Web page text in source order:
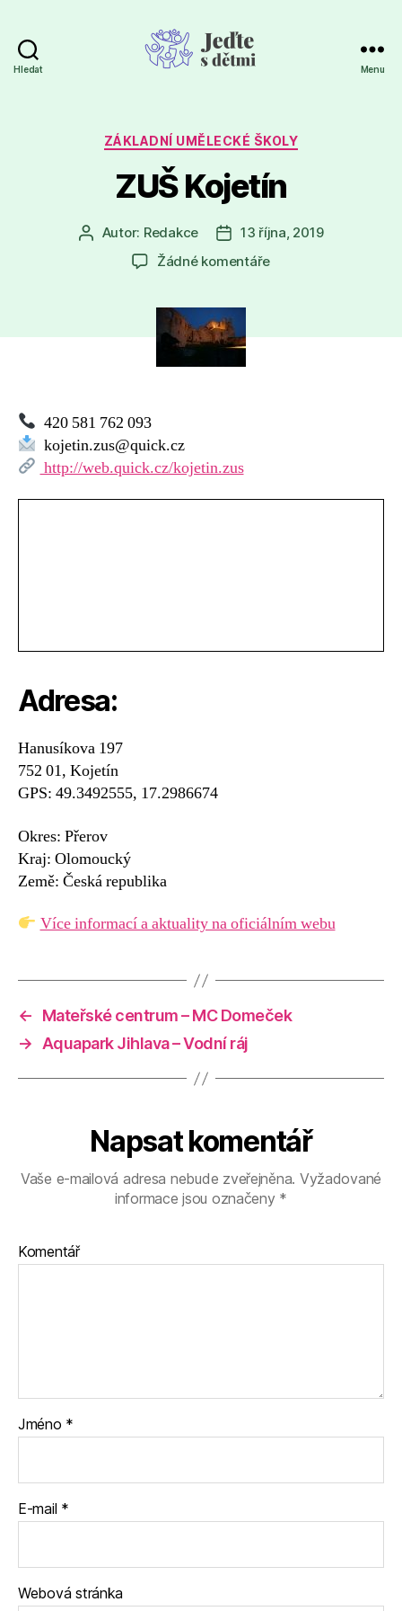
Hledat Menu
Rubriky
ZÁKLADNÍ UMĚLECKÉ ŠKOLY
ZUŠ Kojetín
Autor
příspěvku
Autor: Redakce
Datum
příspěvku
13 října, 2019
Žádné komentářeu
ZUŠ
420 581 762 093
kojetin.zus@quick.cz
http://web.quick.cz/kojetin.zus
Adresa:
Hanusíkova 197
752 01, Kojetín
GPS: 49.3492555, 17.2986674
Okres: Přerov
Kraj: Olomoucký
Země: Česká republika
Více informací a aktuality na oficiálním webu
←
Mateřské centrum – MC Domeček
→
Aquapark Jihlava – Vodní ráj
Napsat komentář
Vaše e-mailová adresa nebude zveřejněna. Vyžadované
informace jsou označeny *
Komentář
Jméno *
E-mail *
Webová stránka